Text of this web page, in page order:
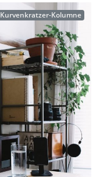
Kurvenkratzer-Kolumne